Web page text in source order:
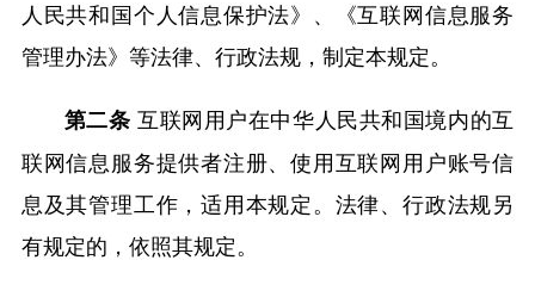
人民共和国个人信息保护法》、《互联网信息服务
管理办法》等法律、行政法规，制定本规定。
第二条 互联网用户在中华人民共和国境内的互
联网信息服务提供者注册、使用互联网用户账号信
息及其管理工作，适用本规定。法律、行政法规另
有规定的，依照其规定。